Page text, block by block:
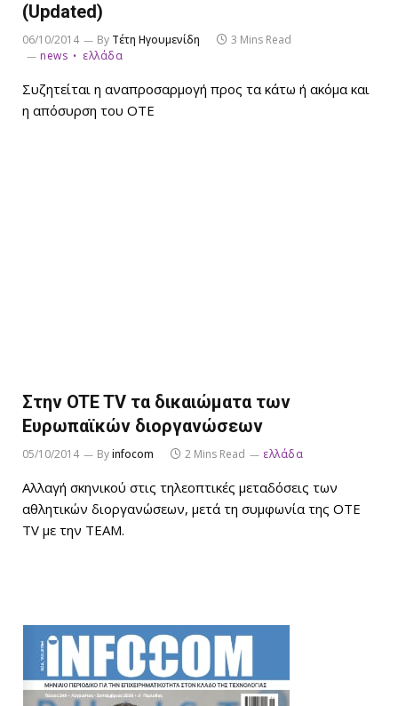
(Updated)
06/10/2014 By Τέτη Ηγουμενίδη
3 Mins Read
news
ελλάδα
Συζητείται η αναπροσαρμογή προς τα κάτω ή ακόμα και
η απόσυρση του ΟΤΕ
Στην OTE TV τα δικαιώματα των
Ευρωπαϊκών διοργανώσεων
05/10/2014 Byinfocom 2 Mins Read ελλάδα
Αλλαγή σκηνικού στις τηλεοπτικές μεταδόσεις των
αθλητικών διοργανώσεων, μετά τη συμφωνία της OTE
TV με την TEAM.